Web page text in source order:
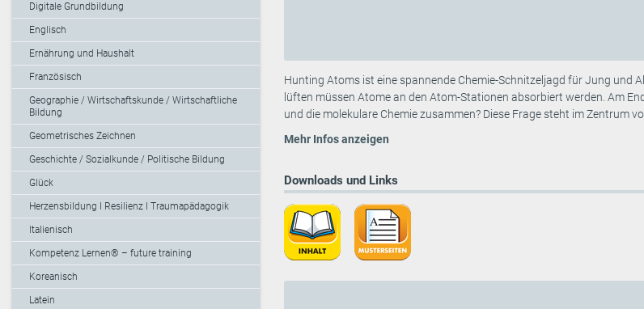
Digitale Grundbildung
Englisch
Ernährung und Haushalt
Französisch
Geographie / Wirtschaftskunde / Wirtschaftliche
Bildung
Geometrisches Zeichnen
Geschichte / Sozialkunde / Politische Bildung
Glück
Herzensbildung I Resilienz I Traumapädagogik
Italienisch
Kompetenz Lernen® – future training
Koreanisch
Latein
Hunting Atoms ist eine spannende Chemie-Schnitzeljagd für Jung und
lüften müssen Atome an den Atom-Stationen absorbiert werden. Am
und die molekulare Chemie zusammen? Diese Frage steht im Zentrum
Mehr Infos anzeigen
Downloads und Links